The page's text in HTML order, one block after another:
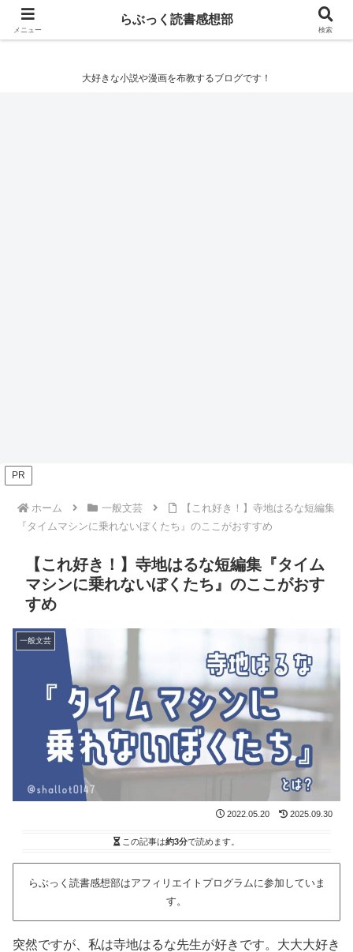
らぶっく読書感想部
大好きな小説や漫画を布教するブログです！
PR
ホーム 一般文芸
【これ好き！】寺地はるな短編集
『タイムマシンに乗れないぼくたち』のここがおすすめ
【これ好き！】寺地はるな短編集『タイム
マシンに乗れないぼくたち』のここがおす
すめ
一般文芸
2022.05.20 2025.09.30
この記事は約3分で読めます。
らぶっく読書感想部はアフィリエイトプログラムに参加していま
す。
突然ですが、私は寺地はるな先生が好きです。大大大好き
メニュー
らぶっく読書感想部
検索